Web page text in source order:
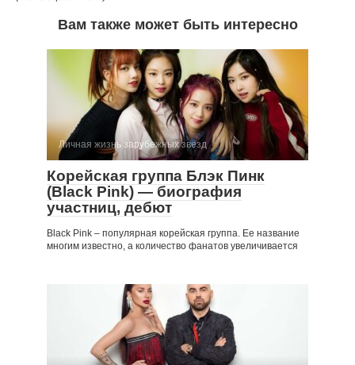
Вам также может быть интересно
Личная жизнь зарубежных звезд
Корейская группа Блэк Пинк
(Black Pink) — биография
участниц, дебют
Black Pink – популярная корейская группа. Ее название
многим известно, а количество фанатов увеличивается